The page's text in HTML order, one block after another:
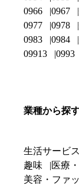
0966
0967
0977
0978
0983
0984
09913
0993
業種から探
生活サービス
趣味
医療
美容・ファ